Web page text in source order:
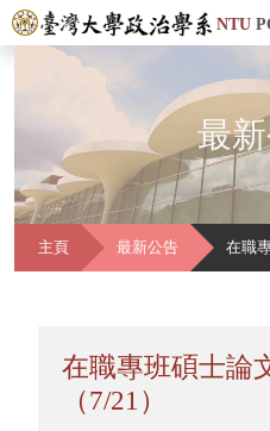
NTU
最
主頁 最新公告 在職
在職專班碩士論
（7/21）